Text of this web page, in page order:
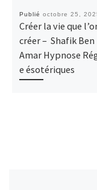
Publié octobre 25,
Créer la vie que
créer – Shafik Ben
Amar Hypnose
e ésotériques